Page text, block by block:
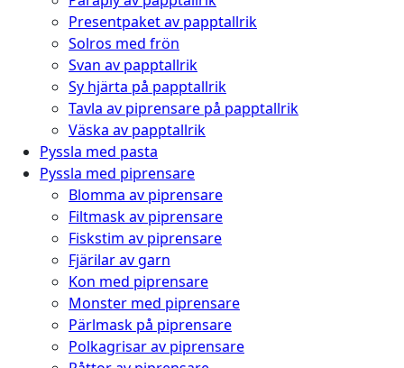
Presentpaket av papptallrik
Solros med frön
Svan av papptallrik
Sy hjärta på papptallrik
Tavla av piprensare på papptallrik
Väska av papptallrik
Pyssla med pasta
Pyssla med piprensare
Blomma av piprensare
Filtmask av piprensare
Fiskstim av piprensare
Fjärilar av garn
Kon med piprensare
Monster med piprensare
Pärlmask på piprensare
Polkagrisar av piprensare